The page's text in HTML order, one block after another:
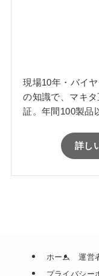
現場10年・バイ
の知識で、マキ
証。年間100製品
詳し
ホーム 運営
プライバシー